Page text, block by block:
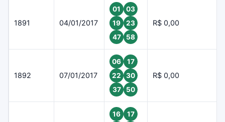
1891 04/01/2017
01
03
19
23
47
58
R$ 0,00
1892 07/01/2017
06
17
22
30
37
50
R$ 0,00
16
17